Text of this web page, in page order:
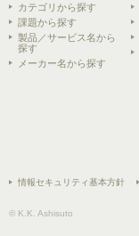
カテゴリから探す
課題から探す
製品／サービス名から
探す
メーカー名から探す
情報セキュリティ基本方針
© K.K. Ashisuto